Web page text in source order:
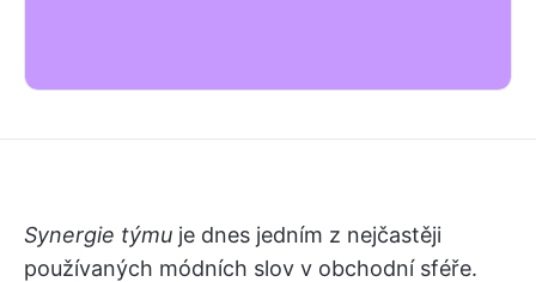
Synergie týmu je dnes jedním z nejčastěji
používaných módních slov v obchodní sféře.